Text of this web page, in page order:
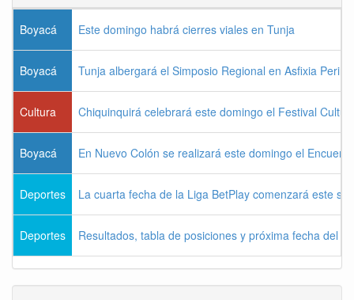
Boyacá Este domingo habrá cierres viales en Tunja
Boyacá Tunja albergará el Simposio Regional en Asfixia
Cultura Chiquinquirá celebrará este domingo el Festival
Boyacá En Nuevo Colón se realizará este domingo el
Deportes La cuarta fecha de la Liga BetPlay comenzará este
Deportes Resultados, tabla de posiciones y próxima fecha del